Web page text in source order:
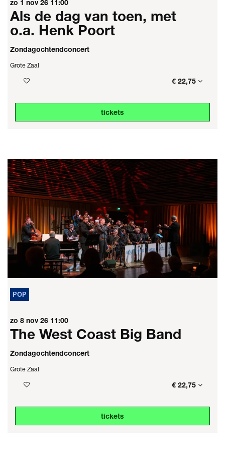
Als de dag van toen, met
o.a. Henk Poort
Zondagochtendconcert
zo 1 nov 26 11:00
Grote Zaal
€ 22,75
tickets
POP
The West Coast Big Band
Zondagochtendconcert
zo 8 nov 26 11:00
Grote Zaal
€ 22,75
tickets